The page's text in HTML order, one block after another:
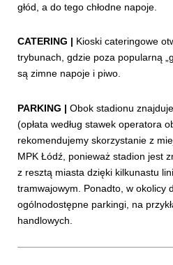
głód, a do tego chłodne napoje.
CATERING | Kioski cateringowe
trybunach, gdzie poza popularną
są zimne napoje i piwo.
PARKING | Obok stadionu
(opłata według stawek operatora
rekomendujemy skorzystanie z
MPK Łódź, ponieważ stadion jest
z resztą miasta dzięki kilkunastu
tramwajowym. Ponadto, w okolicy
ogólnodostępne parkingi, na
handlowych.